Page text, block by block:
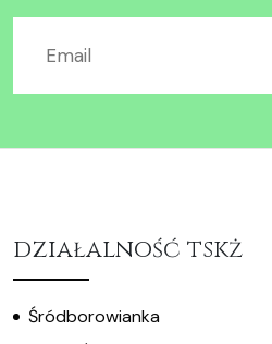
działalność tskż
Śródborowianka